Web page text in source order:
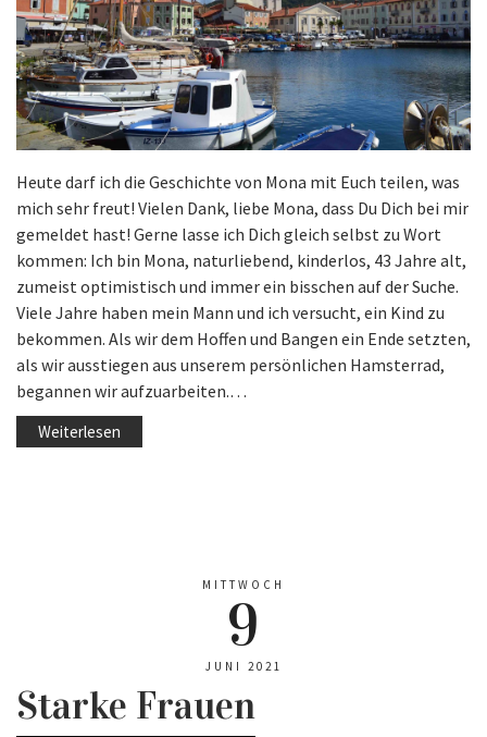
Heute darf ich die Geschichte von Mona mit Euch teilen, was
mich sehr freut! Vielen Dank, liebe Mona, dass Du Dich bei mir
gemeldet hast! Gerne lasse ich Dich gleich selbst zu Wort
kommen: Ich bin Mona, naturliebend, kinderlos, 43 Jahre alt,
zumeist optimistisch und immer ein bisschen auf der Suche.
Viele Jahre haben mein Mann und ich versucht, ein Kind zu
bekommen. Als wir dem Hoffen und Bangen ein Ende setzten,
als wir ausstiegen aus unserem persönlichen Hamsterrad,
begannen wir aufzuarbeiten.…
Weiterlesen
MITTWOCH
9
JUNI 2021
Starke Frauen